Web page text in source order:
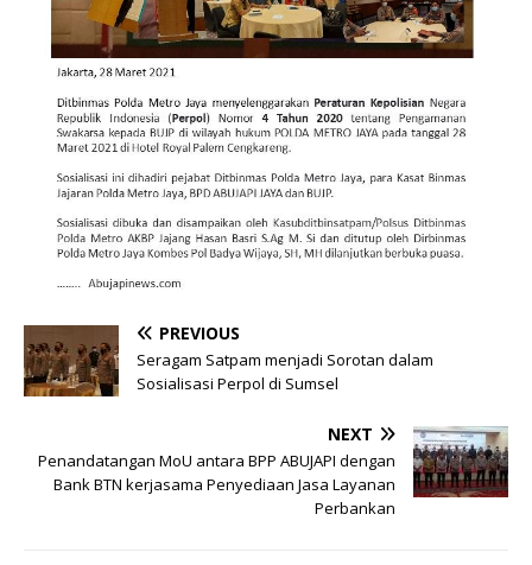
PREVIOUS
Seragam Satpam menjadi Sorotan dalam
Sosialisasi Perpol di Sumsel
NEXT
Penandatangan MoU antara BPP ABUJAPI dengan
Bank BTN kerjasama Penyediaan Jasa Layanan
Perbankan